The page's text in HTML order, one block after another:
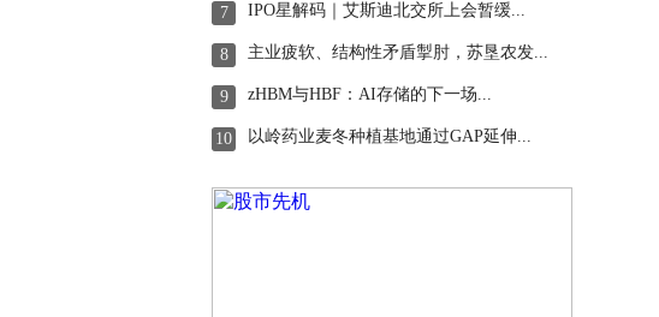
7 IPO星解码｜艾斯迪北交所上会暂缓...
8 主业疲软、结构性矛盾掣肘，苏垦农发...
9 zHBM与HBF：AI存储的下一场...
10 以岭药业麦冬种植基地通过GAP延伸...